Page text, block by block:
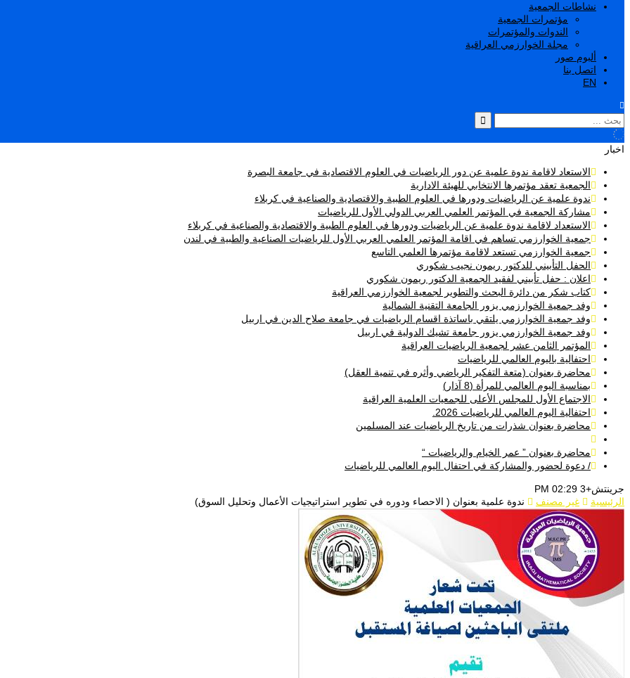
نشاطات الجمعية
مؤتمرات الجمعية
الندوات والمؤتمرات
مجلة الخوارزمي العراقية
ألبوم صور
اتصل بنا
EN
اخبار
الاستعاد لاقامة ندوة علمية عن دور الرياضيات في العلوم الاقتصادية في جامعة البصرة
الجمعية تعقد مؤتمرها الانتخابي للهيئة الادارية
ندوة علمية عن الرياضيات ودورها في العلوم الطبية والاقتصادية والصناعية في كربلاء
مشاركة الجمعية في المؤتمر العلمي العربي الدولي الأول للرياضيات
الاستعداد لاقامة ندوة علمية عن الرياضيات ودورها في العلوم الطبية والاقتصادية والصناعية في كربلاء
جمعية الخوارزمي تساهم في اقامة المؤتمر العلمي العربي الأول للرياضيات الصناعية والطبية في لندن
جمعية الخوارزمي تستعد لاقامة مؤتمرها العلمي التاسع
الحفل التأبيني للدكتور ريمون نجيب شكوري
اعلان : حفل تأبيني لفقيد الجمعية الدكتور ريمون شكوري
كتاب شكر من دائرة البحث والتطوير لجمعية الخوارزمي العراقية
وفد جمعية الخوارزمي يزور الجامعة التقنية الشمالية
وفد جمعية الخوارزمي يلتقي باساتذة اقسام الرياضيات في جامعة صلاح الدين في اربيل
وفد جمعية الخوارزمي يزور جامعة تشيك الدولية في اربيل
المؤتمر الثامن عشر لجمعية الرياضيات العراقية
احتفالية باليوم العالمي للرياضيات
محاضرة بعنوان (متعة التفكير الرياضي وأثره في تنمية العقل)
بمناسبة اليوم العالمي للمرأة (8 آذار)
الاجتماع الأول للمجلس الأعلى للجمعيات العلمية العراقية
احتفالية اليوم العالمي للرياضيات 2026.
محاضرة بعنوان شذرات من تاريخ الرياضيات عند المسلمين
محاضرة بعنوان ” عمر الخيام والرياضيات “
/ دعوة لحضور والمشاركة في احتفال اليوم العالمي للرياضيات
جرينتش+3 02:29 PM
الرئيسية
غير مصنف ندوة علمية بعنوان ( الاحصاء ودوره في تطوير استراتيجيات الأعمال وتحليل السوق)